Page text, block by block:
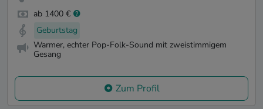
ab 1400 €
Geburtstag
Warmer, echter Pop-Folk-Sound mit zweistimmigem
Gesang
Zum Profil